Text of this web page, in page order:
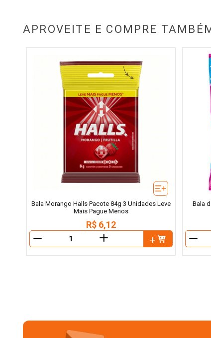
APROVEITE E COMPRE
Bala Morango Halls Pacote 84g 3 Unidades Leve
Mais Pague Menos
R$ 6,12
＋
Bala